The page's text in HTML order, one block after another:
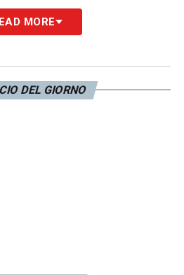
avere Allegri come
delle questioni
Serve tempo.
MORE
DEL GIORNO